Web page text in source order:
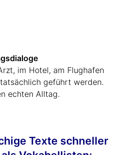
im Hotel, am Flughafen
geführt werden.
echten Alltag.
Texte schneller